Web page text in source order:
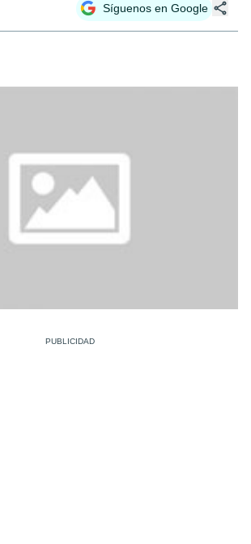
Síguenos en Google